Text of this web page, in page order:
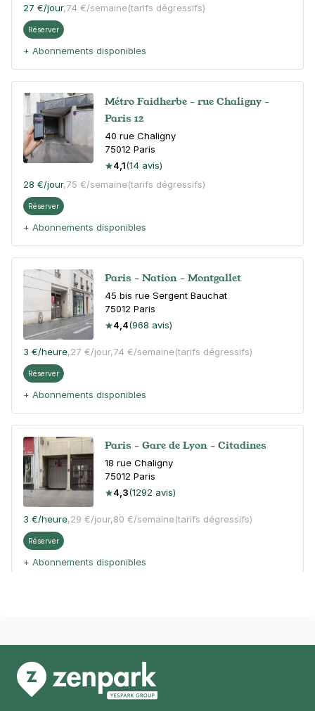
27 €/jour,74 €/semaine(tarifs dégressifs)
Réserver
+ Abonnements disponibles
Métro Faidherbe - rue Chaligny -
Paris 12
40 rue Chaligny
75012 Paris
4,1(14 avis)
28 €/jour,75 €/semaine(tarifs dégressifs)
Réserver
+ Abonnements disponibles
Paris - Nation - Montgallet
45 bis rue Sergent Bauchat
75012 Paris
4,4(968 avis)
3 €/heure,27 €/jour,74 €/semaine(tarifs dégressifs)
Réserver
+ Abonnements disponibles
Paris - Gare de Lyon - Citadines
18 rue Chaligny
75012 Paris
4,3(1292 avis)
3 €/heure,29 €/jour,80 €/semaine(tarifs dégressifs)
Réserver
+ Abonnements disponibles
75020Paris
(434 avis)
2,50 € /heure,20 €/jour,65 €/semaine